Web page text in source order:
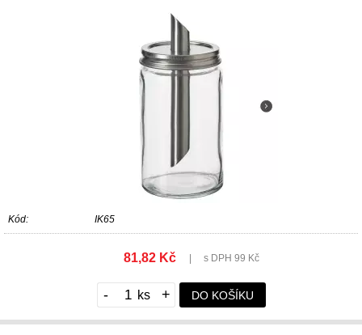
Kód: IK65
81,82 Kč s DPH 99 Kč
- + DO KOŠÍKU